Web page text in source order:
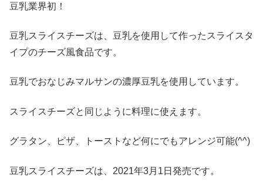
豆乳業界初！
豆乳スライスチーズは、豆乳を使用して作ったスライスタ
イプのチーズ風食品です。
豆乳でおなじみマルサンの濃厚豆乳を使用しています。
スライスチーズと同じように料理に使えます。
グラタン、ピザ、トーストなど何にでもアレンジ可能(^^)
豆乳スライスチーズは、 2021年3月 1 日発売です。